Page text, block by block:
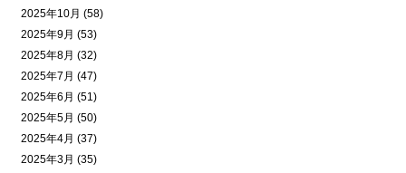
2025年10月 (58)
2025年9月 (53)
2025年8月 (32)
2025年7月 (47)
2025年6月 (51)
2025年5月 (50)
2025年4月 (37)
2025年3月 (35)